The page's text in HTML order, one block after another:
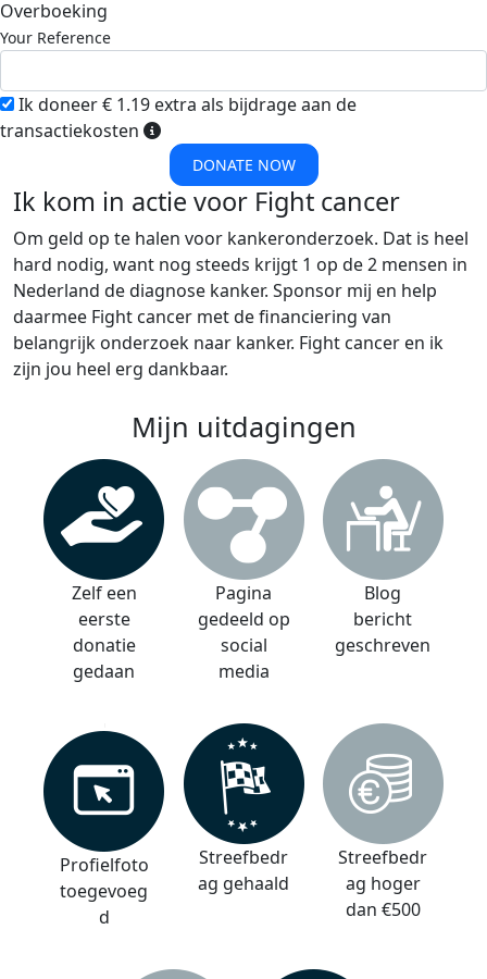
Overboeking
Your Reference
Ik doneer € 1.19 extra als bijdrage aan de
transactiekosten
DONATE NOW
Ik kom in actie voor Fight cancer
Om geld op te halen voor kankeronderzoek. Dat is heel
hard nodig, want nog steeds krijgt 1 op de 2 mensen in
Nederland de diagnose kanker. Sponsor mij en help
daarmee Fight cancer met de financiering van
belangrijk onderzoek naar kanker. Fight cancer en ik
zijn jou heel erg dankbaar.
Mijn uitdagingen
Zelf een
eerste
donatie
gedaan
Pagina
gedeeld op
social
media
Blog
bericht
geschreven
Profielfoto
toegevoeg
d
Streefbedr
ag gehaald
Streefbedr
ag hoger
dan €500